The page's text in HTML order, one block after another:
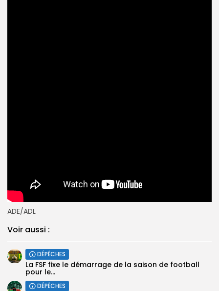
ADE/ADL
Voir aussi :
DÉPÊCHES
‎La FSF fixe le démarrage de la saison de football
pour le...
DÉPÊCHES